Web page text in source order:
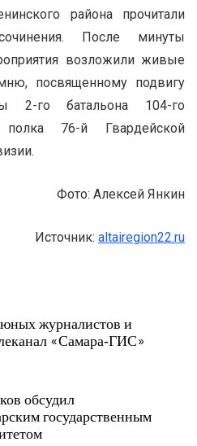
района прочитали
После минуты
возложили живые
посвященному подвигу
2-го батальона 104-го
полка 76-й Гвардейской
Фото: Алексей Янкин
Источник: altairegion22.ru
журналистов и
«Самара‑ГИС»
обсудил
государственным